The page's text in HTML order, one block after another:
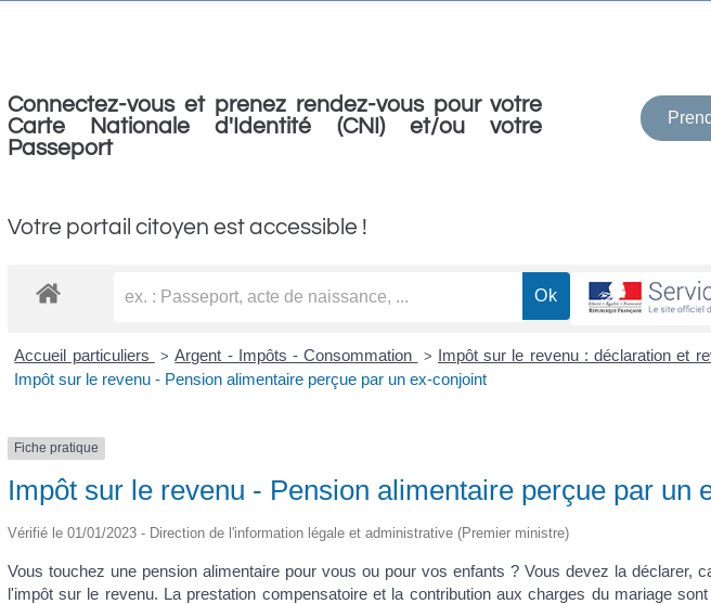
Connectez-vous et prenez rendez-vous pour votre
Carte Nationale d'Identité (CNI) et/ou votre
Passeport
Votre portail citoyen est accessible !
Accueil particuliers > Argent - Impôts - Consommation > Impôt sur le revenu : déclaration et
Impôt sur le revenu - Pension alimentaire perçue par un ex-conjoint
Fiche pratique
Impôt sur le revenu - Pension alimentaire perçue par un
Vérifié le 01/01/2023 - Direction de l'information légale et administrative (Premier ministre)
Vous touchez une pension alimentaire pour vous ou pour vos enfants ? Vous devez la déclarer,
l'impôt sur le revenu. La prestation compensatoire et la contribution aux charges du mariage